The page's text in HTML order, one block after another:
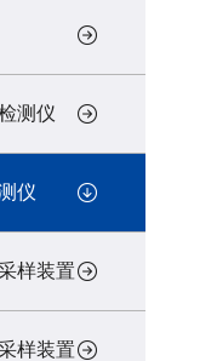
测仪
仪
样装置
样装置